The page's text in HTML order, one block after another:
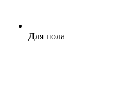
Для пола